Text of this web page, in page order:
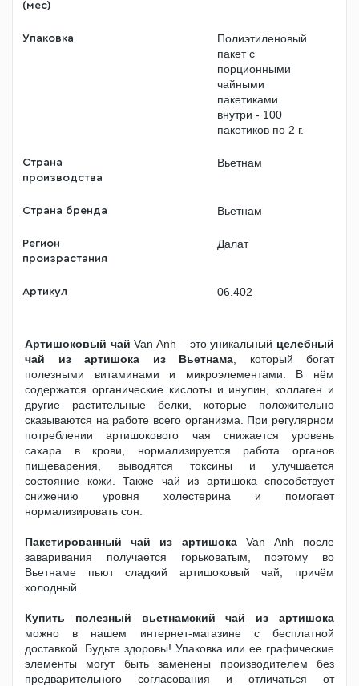
(мес)
Упаковка
Полиэтиленовый
пакет с
порционными
чайными
пакетиками
внутри - 100
пакетиков по 2 г.
Страна
производства
Вьетнам
Страна бренда Вьетнам
Регион
произрастания
Далат
Артикул 06.402
Артишоковый чай Van Anh – это уникальный целебный
чай из артишока из Вьетнама , который богат
полезными витаминами и микроэлементами. В нём
содержатся органические кислоты и инулин, коллаген и
другие растительные белки, которые положительно
сказываются на работе всего организма. При регулярном
потреблении артишокового чая снижается уровень
сахара в крови, нормализируется работа органов
пищеварения, выводятся токсины и улучшается
состояние кожи. Также чай из артишока способствует
снижению уровня холестерина и помогает
нормализировать сон.
Пакетированный чай из артишокаVan Аnh после
заваривания получается горьковатым, поэтому во
Вьетнаме пьют сладкий артишоковый чай, причём
холодный.
Купить полезный вьетнамский чай из артишока
можно в нашем интернет-магазине с бесплатной
доставкой. Будьте здоровы! Упаковка или ее графические
элементы могут быть заменены производителем без
предварительного согласования и отличаться от